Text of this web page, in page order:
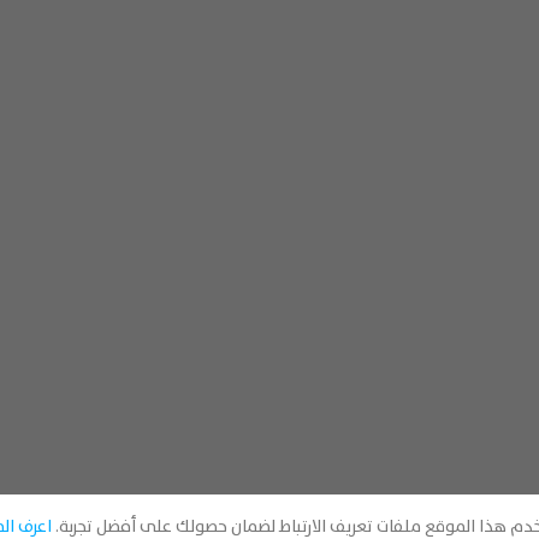
هذا الموقع ملفات تعريف الارتباط لضمان حصولك على أفضل تجربة. اعرف